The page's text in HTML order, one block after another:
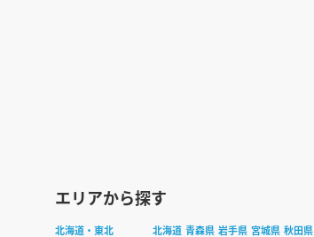
エリアから探す
北海道・東北 北海道 青森県 岩手県 宮城県 秋田県